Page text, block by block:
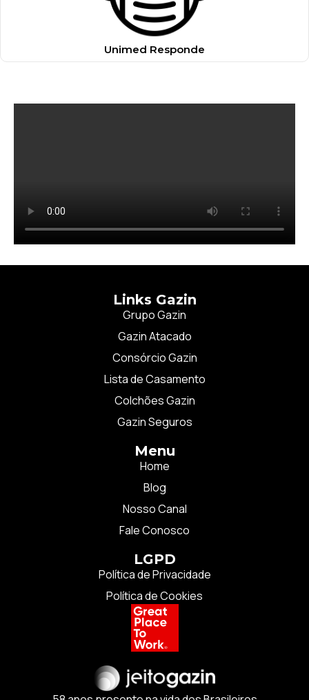
Unimed Responde
Links Gazin
Grupo Gazin
Gazin Atacado
Consórcio Gazin
Lista de Casamento
Colchões Gazin
Gazin Seguros
Menu
Home
Blog
Nosso Canal
Fale Conosco
LGPD
Política de Privacidade
Política de Cookies